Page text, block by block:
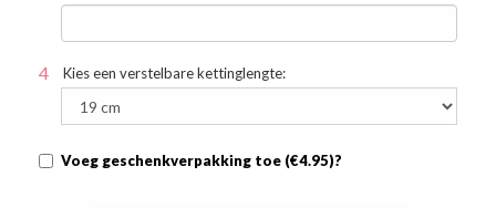
Kies een verstelbare kettinglengte:
Voeg geschenkverpakking toe (€4.95)?